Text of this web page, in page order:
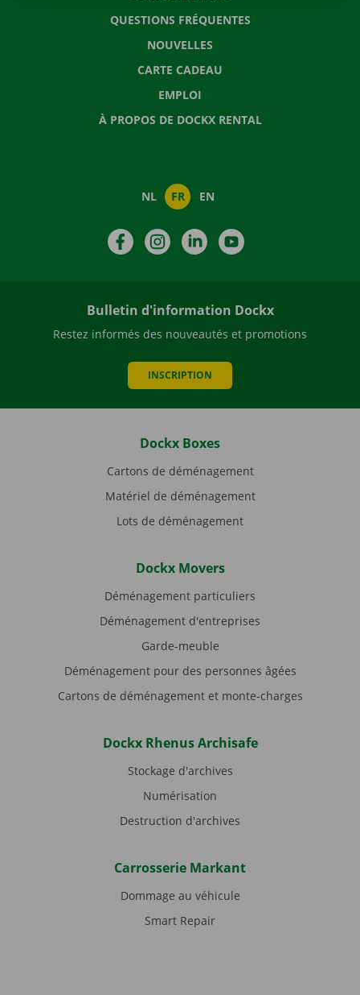
QUESTIONS FRÉQUENTES
NOUVELLES
CARTE CADEAU
EMPLOI
À PROPOS DE DOCKX RENTAL
NL FR EN
FacebookInstagramLinkedIn
Bulletin d'information Dockx
Restez informés des nouveautés et promotions
INSCRIPTION
Dockx Boxes
Cartons de déménagement
Matériel de déménagement
Lots de déménagement
Dockx Movers
Déménagement particuliers
Déménagement d'entreprises
Garde-meuble
Déménagement pour des personnes âgées
Cartons de déménagement et monte-charges
Dockx Rhenus Archisafe
Stockage d'archives
Numérisation
Destruction d'archives
Carrosserie Markant
Dommage au véhicule
Smart Repair